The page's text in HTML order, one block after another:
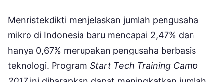
Menristekdikti menjelaskan jumlah pengusaha
mikro di Indonesia baru mencapai 2,47% dan
hanya 0,67% merupakan pengusaha berbasis
teknologi. Program Start Tech Training Camp